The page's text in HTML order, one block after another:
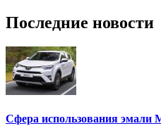
Последние новости
Сфера использования эмали